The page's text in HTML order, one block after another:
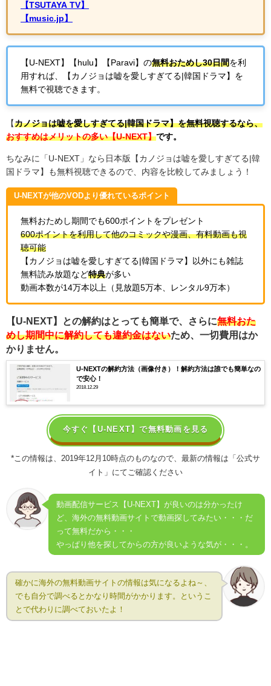
【TSUTAYA TV】
【music.jp】
【U-NEXT】【hulu】【Paravi】の無料おためし30日間を利
用すれば、【カノジョは嘘を愛しすぎてる 韓国ドラマ】を
無料で視聴できます。
【カノジョは嘘を愛しすぎてる|韓国ドラマ】を無料視聴するなら、
おすすめはメリットの多い【U-NEXT】です。
ちなみに「U-NEXT」なら日本版【カノジョは嘘を愛しすぎてる 韓
国ドラマ】も無料視聴できるので、内容を比較してみましょう！
U-NEXTが他のVODより優れているポイント
無料おためし期間でも600ポイントをプレゼント
600ポイントを利用して他のコミックや漫画、有料動画も視
聴可能
【カノジョは嘘を愛しすぎてる|韓国ドラマ】以外にも雑誌
無料読み放題など特典が多い
動画本数が14万本以上（見放題5万本、レンタル9万本）
【U-NEXT】との解約はとっても簡単で、さらに無料おた
めし期間中に解約しても違約金はないため、一切費用はか
かりません。
U-NEXTの解約方法（画像付き）！解約方法は誰でも簡単なの
で安心！
2018.12.29
今すぐ【U-NEXT】で無料動画を見る
* この情報は、2019年12月10時点のものなので、最新の情報は「公式サ
イト」にてご確認ください
動画配信サービス【U-NEXT】が良いのは分かったけ
ど、海外の無料動画サイトで動画探してみたい・・・だ
って無料だから・・・
やっぱり他を探してからの方が良いような気が・・・。
確かに海外の無料動画サイトの情報は気になるよね～、
でも自分で調べるとかなり時間がかかります。というこ
とで代わりに調べておいたよ！